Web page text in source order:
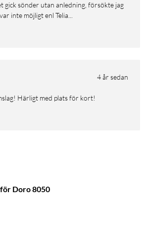
gick sönder utan anledning, försökte jag
inte möjligt enl Telia...
4 år sedan
Härligt med plats för kort!
Doro 8050